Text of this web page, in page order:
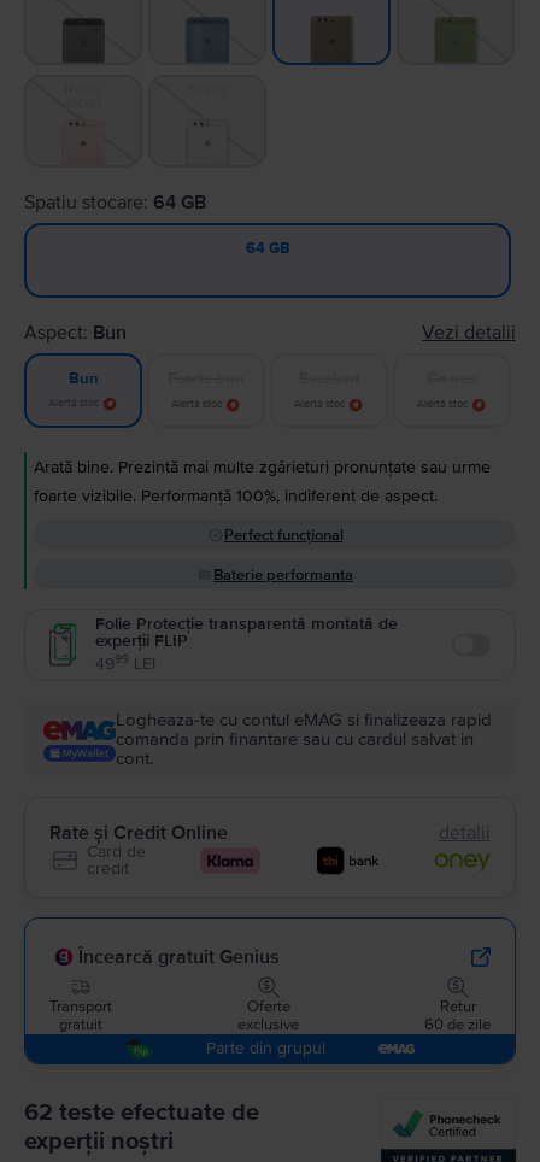
Spatiu stocare: 64 GB
64 GB
Aspect: Bun Vezi detalii
Bun
Alertă stoc Alertă stoc Alertă stoc Alertă stoc
Arată bine. Prezintă mai multe zgârieturi pronunțate sau urme
foarte vizibile. Performanță 100%, indiferent de aspect.
Perfect funcțional
Baterie performanta
Folie Protecție transparentă montată de
experții FLIP
4999 LEI
Logheaza-te cu contul eMAG si finalizeaza rapid
comanda prin finantare sau cu cardul salvat in
cont.
Rate și Credit Online detalii
Card de
credit
Încearcă gratuit Genius
Transport
gratuit
Oferte
exclusive
Retur
60 de zile
Parte din grupul
62 teste efectuate de
experții noștri